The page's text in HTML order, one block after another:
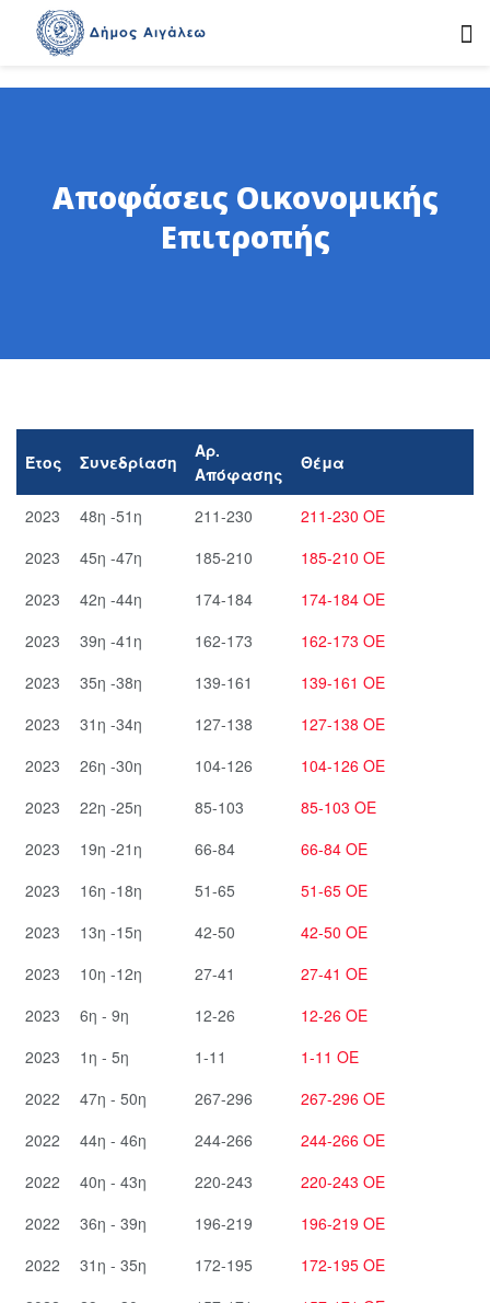
Αποφάσεις Οικονομικής
Επιτροπής
Έτος Συνεδρίαση
Αρ.
Απόφασης
Θέμα
2023 48η -51η 211-230
211-230 ΟΕ
2023
45η -47η 185-210
185-210 ΟΕ
2023
42η -44η 174-184
174-184 ΟΕ
2023
39η -41η 162-173
162-173 ΟΕ
2023
35η -38η 139-161
139-161 ΟΕ
2023
31η -34η 127-138
127-138 ΟΕ
2023
26η -30η 104-126
104-126 ΟΕ
2023
22η -25η 85-103
85-103 ΟΕ
2023
19η -21η 66-84
66-84 ΟΕ
2023
16η -18η 51-65
51-65 ΟΕ
2023
13η -15η 42-50
42-50 ΟΕ
2023
10η -12η 27-41
27-41 ΟΕ
2023
6η - 9η 12-26
12-26 ΟΕ
2023
1η - 5η 1-11
1-11 ΟΕ
2022
47η - 50η 267-296
267-296 ΟΕ
2022
44η - 46η 244-266
244-266 ΟΕ
2022
40η - 43η 220-243
220-243 ΟΕ
2022
36η - 39η 196-219
196-219 ΟΕ
2022
31η - 35η 172-195
172-195 ΟΕ